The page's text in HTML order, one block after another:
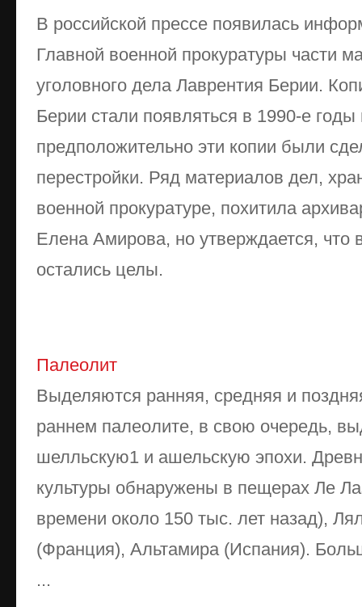
В российской прессе появилась
Главной военной прокуратуры части
уголовного дела Лаврентия Берии.
Берии стали появляться в 1990-е
предположительно эти копии были
перестройки. Ряд материалов дел,
военной прокуратуре, похитила
Елена Амирова, но утверждается, что
остались целы.
Палеолит
Выделяются ранняя, средняя и
раннем палеолите, в свою очередь,
шелльскую1 и ашельскую эпохи.
культуры обнаружены в пещерах Ле
времени около 150 тыс. лет назад),
(Франция), Альтамира (Испания).
...